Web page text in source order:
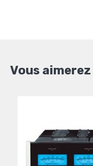
Vous